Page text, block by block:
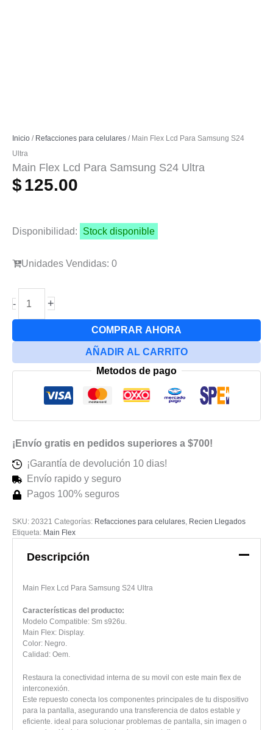
Inicio / Refacciones para celulares / Main Flex Lcd Para Samsung S24
Ultra
Main Flex Lcd Para Samsung S24 Ultra
$125.00
Disponibilidad: Stock disponible
Unidades Vendidas: 0
-
Flex
Para
S24
cantidad
+
COMPRAR AHORA
AÑADIR AL CARRITO
Metodos de pago
¡Envío gratis en pedidos superiores a $700!
¡Garantía de devolución 10 dias!
Envío rapido y seguro
Pagos 100% seguros
SKU: 20321 Categorías: Refacciones para celulares, Recien Llegados
Etiqueta: Main Flex
Descripción
Main Flex Lcd Para Samsung S24 Ultra
Características del producto:
Modelo Compatible: Sm s926u.
Main Flex: Display.
Color: Negro.
Calidad: Oem.
Restaura la conectividad interna de su movil con este main flex de
interconexión.
Este repuesto conecta los componentes principales de tu dispositivo
para la pantalla, asegurando una transferencia de datos estable y
eficiente. ideal para solucionar problemas de pantalla, sin imagen o